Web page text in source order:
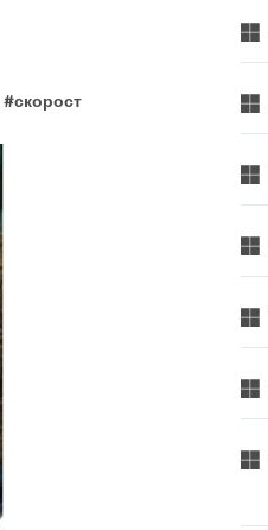
#скорост